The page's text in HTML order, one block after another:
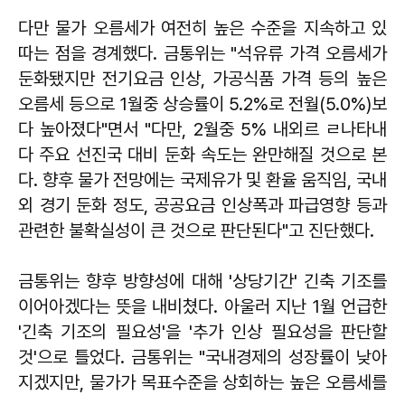
다만 물가 오름세가 여전히 높은 수준을 지속하고 있
따는 점을 경계했다. 금통위는 "석유류 가격 오름세가
둔화됐지만 전기요금 인상, 가공식품 가격 등의 높은
오름세 등으로 1월중 상승률이 5.2%로 전월(5.0%)보
다 높아졌다"면서 "다만, 2월중 5% 내외르 ㄹ나타내
다 주요 선진국 대비 둔화 속도는 완만해질 것으로 본
다. 향후 물가 전망에는 국제유가 및 환율 움직임, 국내
외 경기 둔화 정도, 공공요금 인상폭과 파급영향 등과
관련한 불확실성이 큰 것으로 판단된다"고 진단했다.
금통위는 향후 방향성에 대해 '상당기간' 긴축 기조를
이어아겠다는 뜻을 내비쳤다. 아울러 지난 1월 언급한
'긴축 기조의 필요성'을 '추가 인상 필요성을 판단할
것'으로 틀었다. 금통위는 "국내경제의 성장률이 낮아
지겠지만, 물가가 목표수준을 상회하는 높은 오름세를